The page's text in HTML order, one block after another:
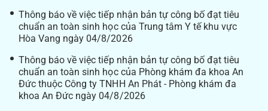
Thông báo về việc tiếp nhận bản tự công bố đạt tiêu
chuẩn an toàn sinh học của Trung tâm Y tế khu vực
Hòa Vang ngày 04/8/2026
Thông báo về việc tiếp nhận bản tự công bố đạt tiêu
chuẩn an toàn sinh học của Phòng khám đa khoa An
Đức thuộc Công ty TNHH An Phát - Phòng khám đa
khoa An Đức ngày 04/8/2026